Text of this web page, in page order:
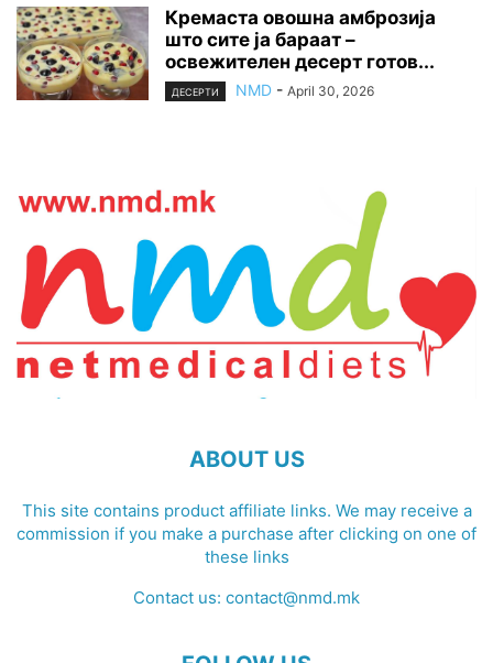
Кремаста овошна амброзија
што сите ја бараат –
освежителен десерт готов...
ДЕСЕРТИ NMD - April 30, 2026
ABOUT US
This site contains product affiliate links. We may receive a
commission if you make a purchase after clicking on one of
these links
Contact us: contact@nmd.mk